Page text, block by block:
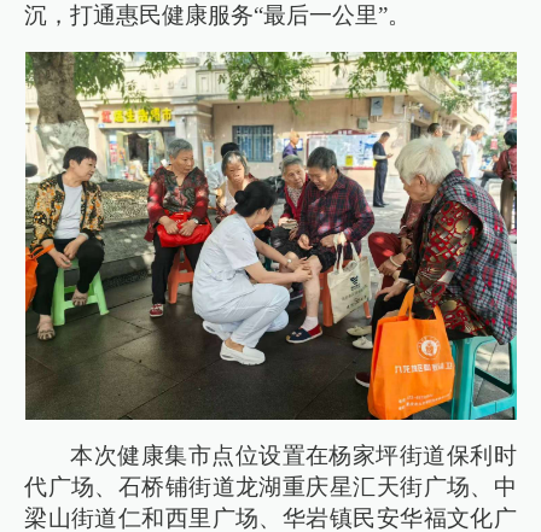
沉，打通惠民健康服务“最后一公里”。
本次健康集市点位设置在杨家坪街道保利时
代广场、石桥铺街道龙湖重庆星汇天街广场、中
梁山街道仁和西里广场、华岩镇民安华福文化广